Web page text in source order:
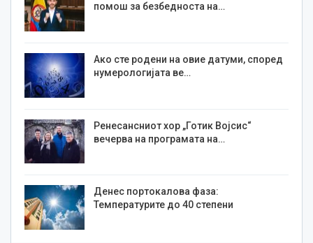
помош за безбедноста на…
Ако сте родени на овие датуми, според
нумерологијата ве…
Ренесансниот хор „Готик Војсис“
вечерва на програмата на…
Денес портокалова фаза:
Температурите до 40 степени